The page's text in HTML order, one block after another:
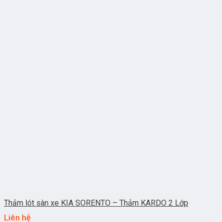
Thảm lót sàn xe KIA SORENTO – Thảm KARDO 2 Lớp
Liên hệ